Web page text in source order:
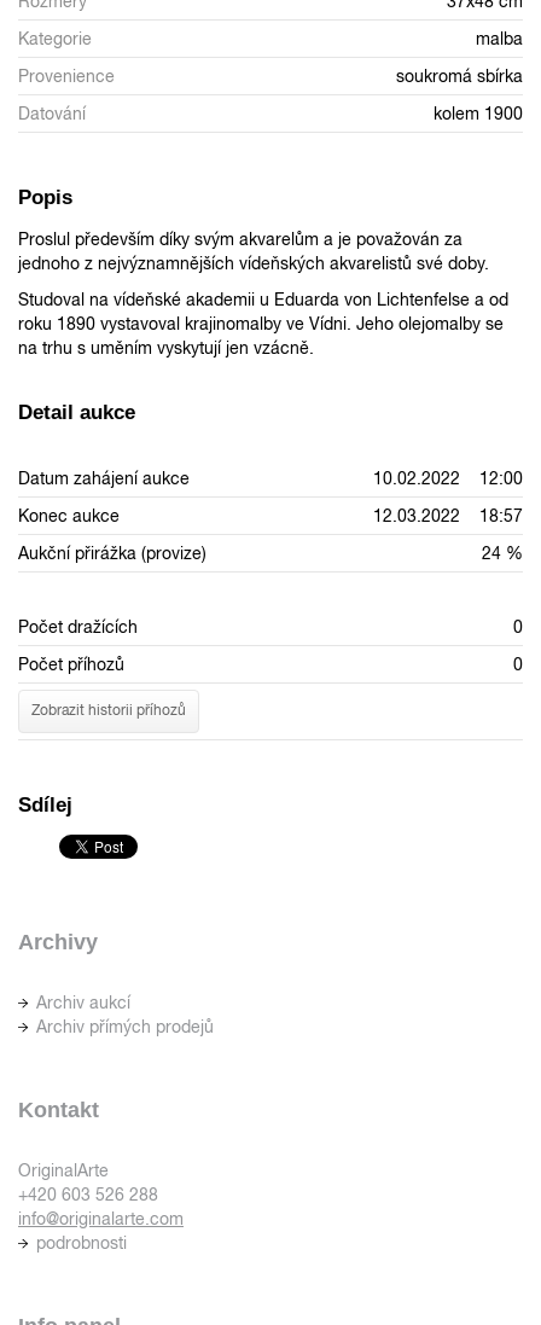
Kategorie
malba
Provenience
soukromá sbírka
Datování
kolem 1900
Popis
Proslul především díky svým akvarelům a je považován za
jednoho z nejvýznamnějších vídeňských akvarelistů své doby.
Studoval na vídeňské akademii u Eduarda von Lichtenfelse a od
roku 1890 vystavoval krajinomalby ve Vídni. Jeho olejomalby se
na trhu s uměním vyskytují jen vzácně.
Detail aukce
Datum zahájení aukce
10.02.2022 12:00
Konec aukce
12.03.2022 18:57
Aukční přirážka (provize)
24 %
Počet dražících
0
Počet příhozů
0
Zobrazit historii příhozů
Sdílej
Archivy
Archiv aukcí
Archiv přímých prodejů
Kontakt
OriginalArte
+420 603 526 288
info@originalarte.com
podrobnosti